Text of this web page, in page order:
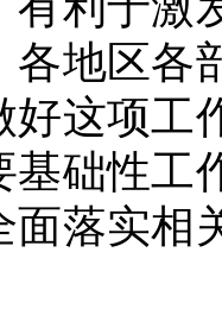
各地区各
好这项工
基础性工
面落实相